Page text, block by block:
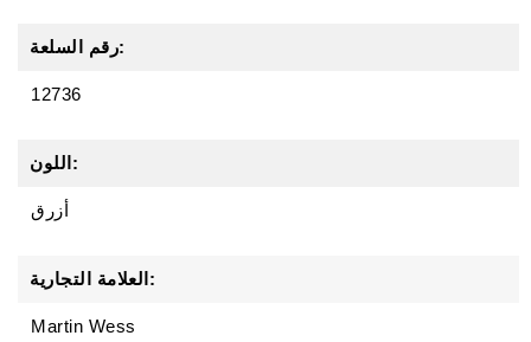
رقم السلعة:
12736
اللون:
أزرق
العلامة التجارية:
Martin Wess